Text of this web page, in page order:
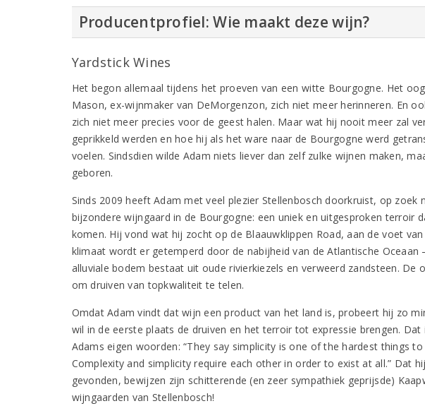
Producentprofiel: Wie maakt deze wijn?
Yardstick Wines
Het begon allemaal tijdens het proeven van een witte Bourgogne. Het
Mason, ex-wijnmaker van DeMorgenzon, zich niet meer herinneren. En
zich niet meer precies voor de geest halen. Maar wat hij nooit meer zal
geprikkeld werden en hoe hij als het ware naar de Bourgogne werd
voelen. Sindsdien wilde Adam niets liever dan zelf zulke wijnen maken,
geboren.
Sinds 2009 heeft Adam met veel plezier Stellenbosch doorkruist, op
bijzondere wijngaard in de Bourgogne: een uniek en uitgesproken terroir
komen. Hij vond wat hij zocht op de Blaauwklippen Road, aan de voet
klimaat wordt er getemperd door de nabijheid van de Atlantische Oceaan
alluviale bodem bestaat uit oude rivierkiezels en verweerd zandsteen. De
om druiven van topkwaliteit te telen.
Omdat Adam vindt dat wijn een product van het land is, probeert hij zo
wil in de eerste plaats de druiven en het terroir tot expressie brengen.
Adams eigen woorden: “They say simplicity is one of the hardest things
Complexity and simplicity require each other in order to exist at all.” Dat
gevonden, bewijzen zijn schitterende (en zeer sympathiek geprijsde)
wijngaarden van Stellenbosch!